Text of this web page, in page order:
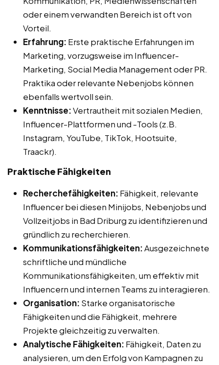
oder einem verwandten Bereich ist oft von
Vorteil.
Erfahrung: Erste praktische Erfahrungen im
Marketing, vorzugsweise im Influencer-
Marketing, Social Media Management oder PR.
Praktika oder relevante Nebenjobs können
ebenfalls wertvoll sein.
Kenntnisse:Vertrautheit mit sozialen Medien,
Influencer-Plattformen und -Tools (z.B.
Instagram, YouTube, TikTok, Hootsuite,
Traackr).
Praktische Fähigkeiten
Recherchefähigkeiten: Fähigkeit, relevante
Influencer bei diesen Minijobs, Nebenjobs und
Vollzeitjobs in Bad Driburg zu identifizieren und
gründlich zu recherchieren.
Kommunikationsfähigkeiten:Ausgezeichnete
schriftliche und mündliche
Kommunikationsfähigkeiten, um effektiv mit
Influencern und internen Teams zu interagieren.
Organisation: Starke organisatorische
Fähigkeiten und die Fähigkeit, mehrere
Projekte gleichzeitig zu verwalten.
Analytische Fähigkeiten: Fähigkeit, Daten zu
analysieren, um den Erfolg von Kampagnen zu